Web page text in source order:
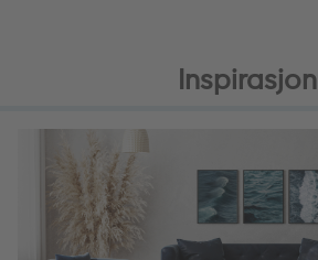
Inspirasjon